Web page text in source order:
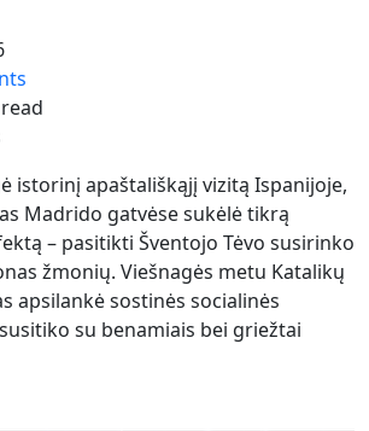
istorinį apaštališkąjį vizitą Ispanijoje,
Madrido gatvėse sukėlė tikrą
– pasitikti Šventojo Tėvo susirinko
žmonių. Viešnagės metu Katalikų
apsilankė sostinės socialinės
su benamiais bei griežtai